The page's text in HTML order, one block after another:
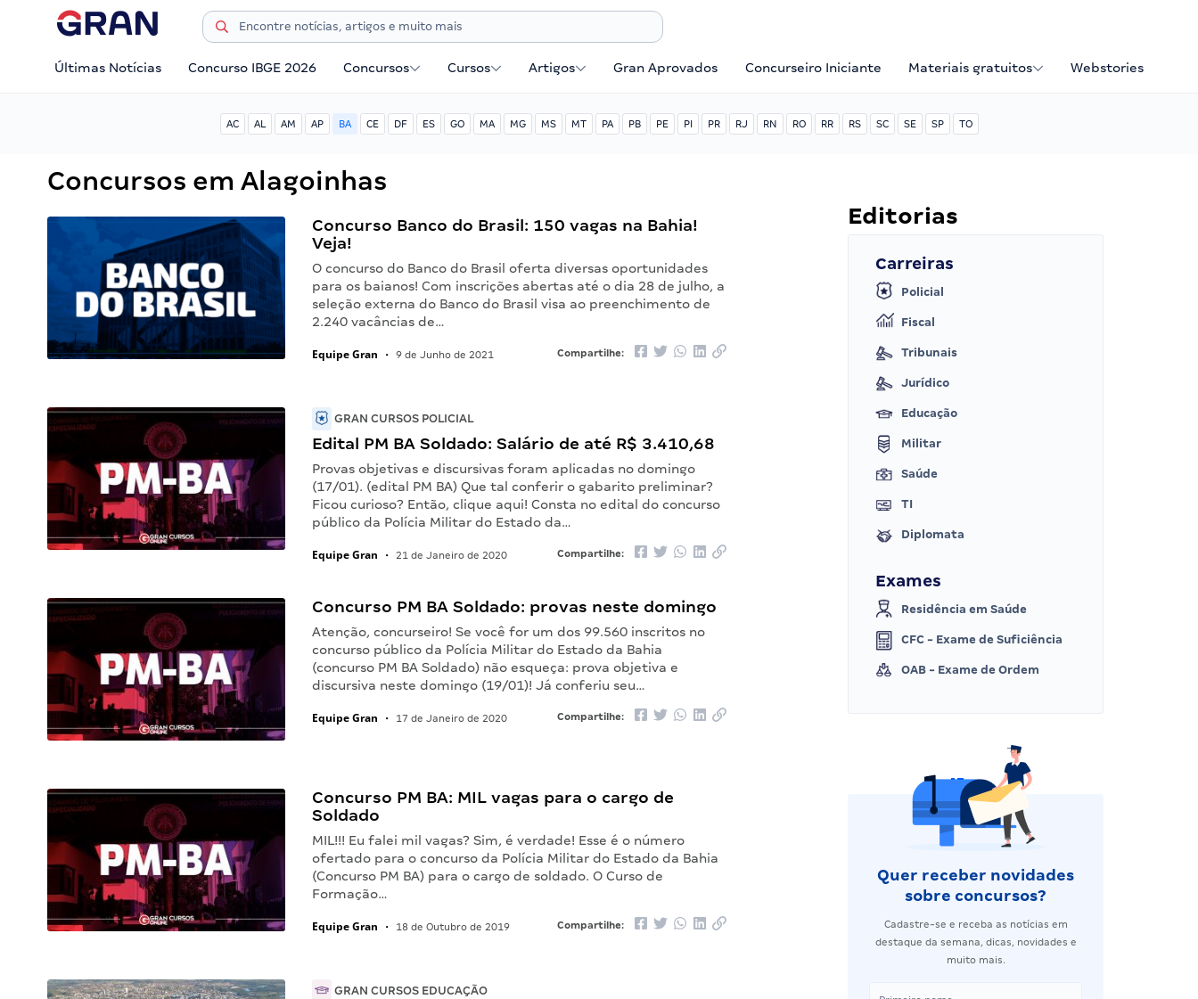
Últimas Notícias Concurso IBGE 2026 Concursos Cursos Artigos Gran Aprovados Concurseiro Iniciante Materiais gratuitos Webstories
AC AL AM AP BA CE DF ES GO MA MG MS MT PA PB PE PI PR RJ RN RO RR RS SC SE SP TO
Concursos em Alagoinhas
Concurso Banco do Brasil: 150 vagas na Bahia!
Veja!
O concurso do Banco do Brasil oferta diversas oportunidades
para os baianos! Com inscrições abertas até o dia 28 de julho, a
seleção externa do Banco do Brasil visa ao preenchimento de
2.240 vacâncias de…
Equipe Gran • 9 de Junho de 2021 Compartilhe:
GRAN CURSOS POLICIAL
Edital PM BA Soldado: Salário de até R$ 3.410,68
Provas objetivas e discursivas foram aplicadas no domingo
(17/01). (edital PM BA) Que tal conferir o gabarito preliminar?
Ficou curioso? Então, clique aqui! Consta no edital do concurso
público da Polícia Militar do Estado da…
Equipe Gran • 21 de Janeiro de 2020 Compartilhe:
Concurso PM BA Soldado: provas neste domingo
Atenção, concurseiro! Se você for um dos 99.560 inscritos no
concurso público da Polícia Militar do Estado da Bahia
(concurso PM BA Soldado) não esqueça: prova objetiva e
discursiva neste domingo (19/01)! Já conferiu seu…
Equipe Gran • 17 de Janeiro de 2020 Compartilhe:
Concurso PM BA: MIL vagas para o cargo de
Soldado
MIL!!! Eu falei mil vagas? Sim, é verdade! Esse é o número
ofertado para o concurso da Polícia Militar do Estado da Bahia
(Concurso PM BA) para o cargo de soldado. O Curso de
Formação…
Equipe Gran • 18 de Outubro de 2019 Compartilhe:
GRAN CURSOS EDUCAÇÃO
Editorias
Carreiras
Policial
Fiscal
Tribunais
Jurídico
Educação
Militar
Saúde
TI
Diplomata
Exames
Residência em Saúde
CFC - Exame de Suficiência
OAB - Exame de Ordem
Quer receber novidades
sobre concursos?
Cadastre-se e receba as notícias em
destaque da semana, dicas, novidades e
muito mais.